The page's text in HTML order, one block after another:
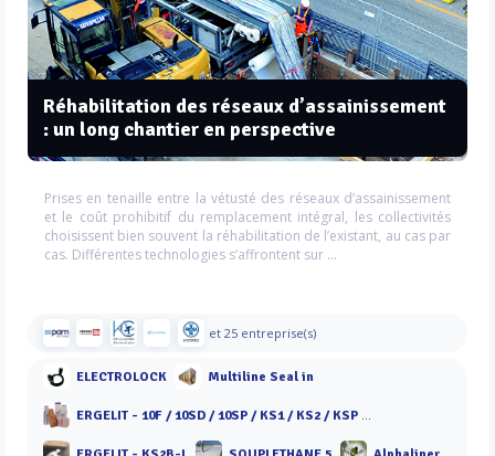
Réhabilitation des réseaux d’assainissement
: un long chantier en perspective
Prises en tenaille entre la vétusté des réseaux d’assainissement
et le coût prohibitif du remplacement intégral, les collectivités
choisissent bien souvent la réhabilitation de l’existant, au cas par
cas. Différentes technologies s’affrontent sur ...
et 25 entreprise(s)
ELECTROLOCK Multiline Seal in
ERGELIT - 10F / 10SD / 10SP / KS1 / KS2 / KSP / KT 10 / KT 40 / KBF 40